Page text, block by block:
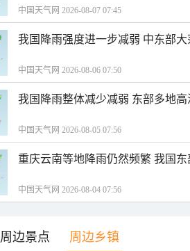
中国天气网 2026-08-07 07:45
我国降雨强度进一步减弱 中东部
中国天气网 2026-08-06 07:50
我国降雨整体减少减弱 东部多地
中国天气网 2026-08-05 07:56
重庆云南等地降雨仍然频繁 我国
中国天气网 2026-08-04 07:56
周边景点 周边乡镇